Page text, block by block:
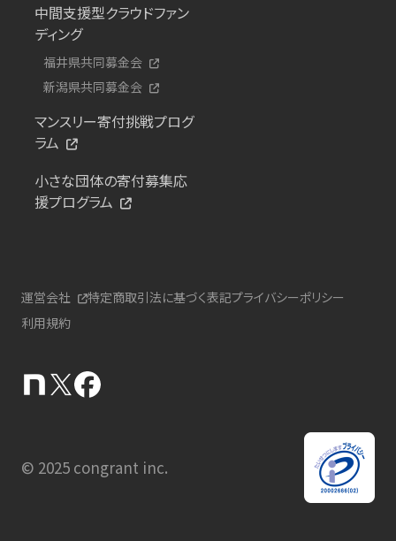
中間支援型クラウドファン
ディング
福井県共同募金会
新潟県共同募金会
マンスリー寄付挑戦プログ
ラム
小さな団体の寄付募集応
援プログラム
運営会社 特定商取引法に基づく表記プライバシーポリシー
利用規約
© 2025 congrant inc.